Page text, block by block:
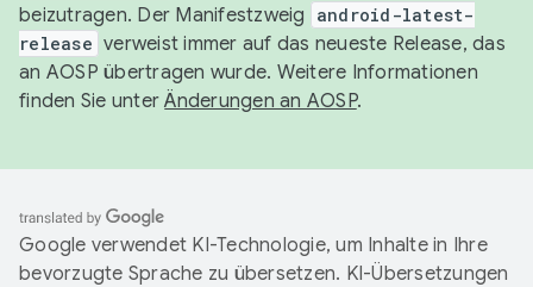
beizutragen. Der Manifestzweig
android-latest-
release verweist immer auf das neueste Release, das
an AOSP übertragen wurde. Weitere Informationen
finden Sie unterÄnderungen an AOSP.
Google verwendet KI-Technologie, um Inhalte in Ihre
bevorzugte Sprache zu übersetzen. KI-Übersetzungen